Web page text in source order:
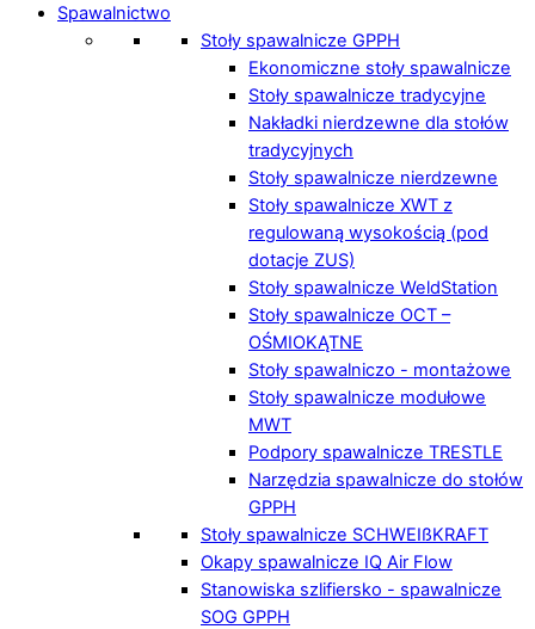
Spawalnictwo
Stoły spawalnicze GPPH
Ekonomiczne stoły spawalnicze
Stoły spawalnicze tradycyjne
Nakładki nierdzewne dla stołów
tradycyjnych
Stoły spawalnicze nierdzewne
Stoły spawalnicze XWT z
regulowaną wysokością (pod
dotacje ZUS)
Stoły spawalnicze WeldStation
Stoły spawalnicze OCT –
OŚMIOKĄTNE
Stoły spawalniczo - montażowe
Stoły spawalnicze modułowe
MWT
Podpory spawalnicze TRESTLE
Narzędzia spawalnicze do stołów
GPPH
Stoły spawalnicze SCHWEIßKRAFT
Okapy spawalnicze IQ Air Flow
Stanowiska szlifiersko - spawalnicze
SOG GPPH